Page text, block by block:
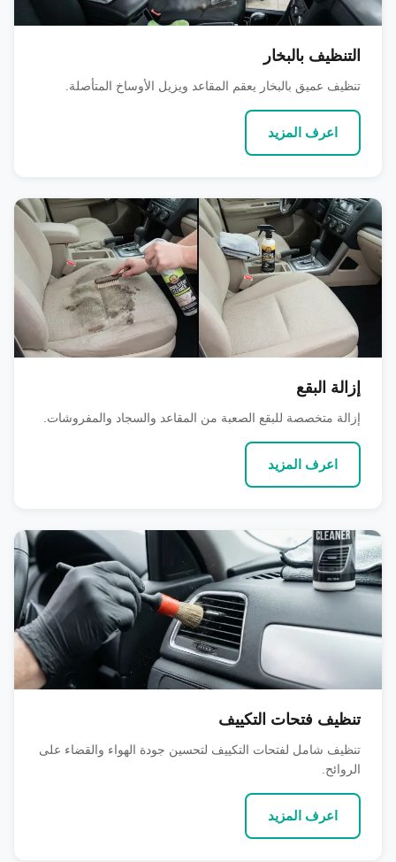
التنظيف بالبخار
تنظيف عميق بالبخار يعقم المقاعد ويزيل الأوساخ المتأصلة.
اعرف المزيد
إزالة البقع
إزالة متخصصة للبقع الصعبة من المقاعد والسجاد والمفروشات.
اعرف المزيد
تنظيف فتحات التكييف
تنظيف شامل لفتحات التكييف لتحسين جودة الهواء والقضاء على
الروائح.
اعرف المزيد